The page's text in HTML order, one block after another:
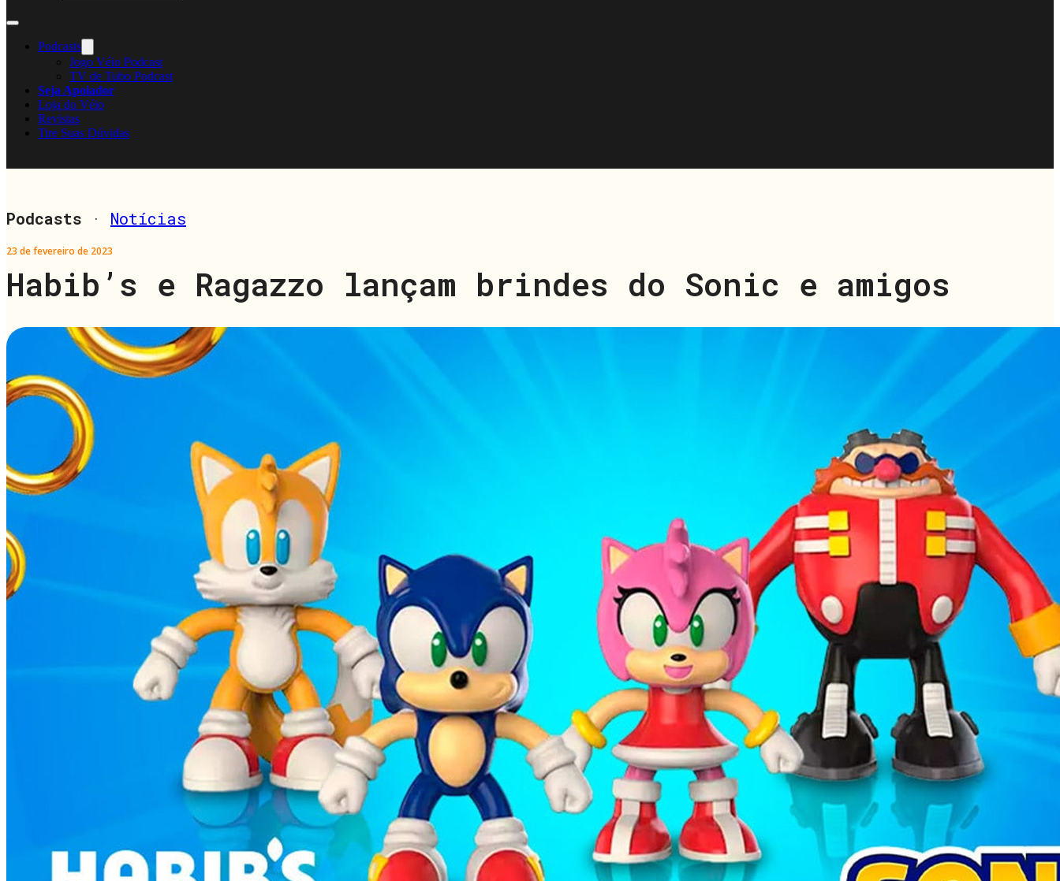
Podcasts
Jogo Véio Podcast
TV de Tubo Podcast
Seja Apoiador
Loja do Véio
Revistas
Tire Suas Dúvidas
Podcasts · Notícias
23 de fevereiro de 2023
Habib’s e Ragazzo lançam brindes do Sonic e amigos